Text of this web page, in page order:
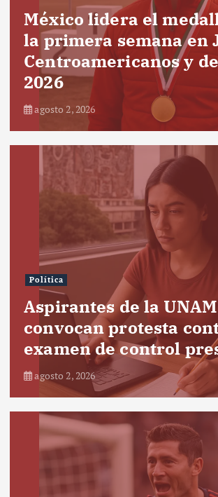
México lidera el
la primera semana en
Centroamericanos y
2026
agosto 2, 2026
Política
Aspirantes de la UNAM
convocan protesta
examen de control
agosto 2, 2026